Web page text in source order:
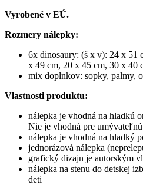
Vyrobené v EÚ.
Rozmery nálepky:
6x dinosaury: (š x v): 24 x 51
x 49 cm, 20 x 45 cm, 30 x 40
mix doplnkov: sopky, palmy,
Vlastnosti produktu:
nálepka je vhodná na hladkú
Nie je vhodná pre umývateľnú
nálepka je vhodná na hladký
jednorázová nálepka
grafický dizajn je autorským
nálepka na stenu do detskej
deti